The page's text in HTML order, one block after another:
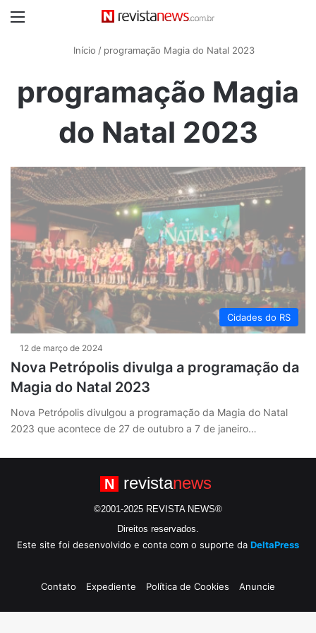
Início / programação Magia do Natal 2023
programação Magia
do Natal 2023
Cidades do RS
12 de março de 2024
Nova Petrópolis divulga a programação da
Magia do Natal 2023
Nova Petrópolis divulgou a programação da Magia do Natal
2023 que acontece de 27 de outubro a 7 de janeiro…
N revistanews
©2001-2025 REVISTA NEWS®
Direitos reservados.
Este site foi desenvolvido e conta com o suporte da DeltaPress
Contato Expediente Política de Cookies Anuncie